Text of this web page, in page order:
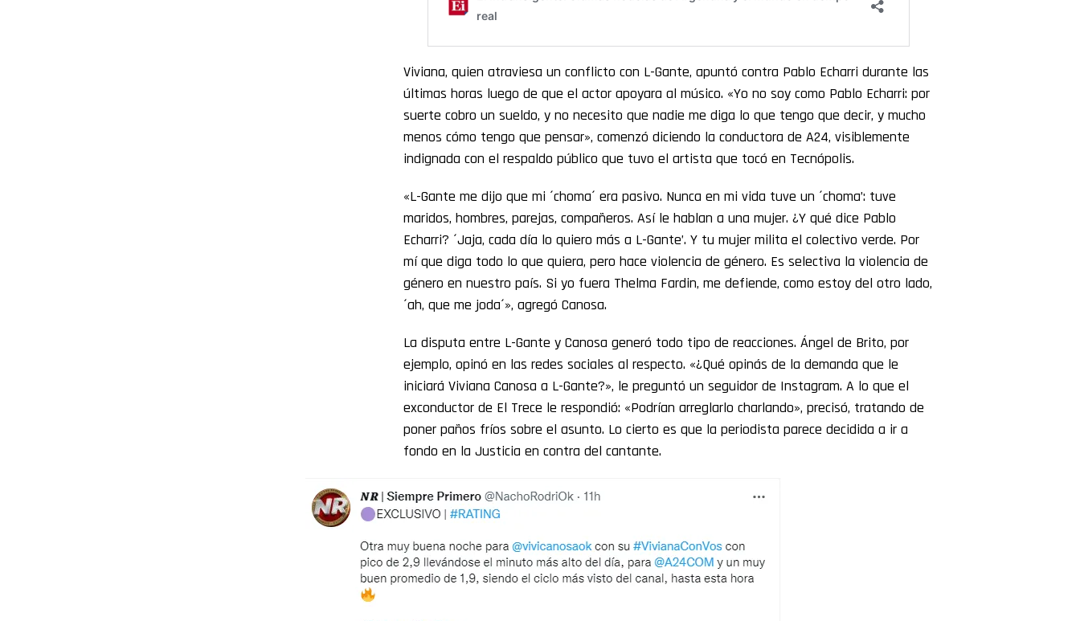
Viviana, quien atraviesa un conflicto con L-Gante, apuntó contra Pablo Echarri durante las
últimas horas luego de que el actor apoyara al músico. «Yo no soy como Pablo Echarri: por
suerte cobro un sueldo, y no necesito que nadie me diga lo que tengo que decir, y mucho
menos cómo tengo que pensar», comenzó diciendo la conductora de A24, visiblemente
indignada con el respaldo público que tuvo el artista que tocó en Tecnópolis.
«L-Gante me dijo que mi ´choma´ era pasivo. Nunca en mi vida tuve un ´choma’: tuve
maridos, hombres, parejas, compañeros. Así le hablan a una mujer. ¿Y qué dice Pablo
Echarri? ´Jaja, cada día lo quiero más a L-Gante’. Y tu mujer milita el colectivo verde. Por
mí que diga todo lo que quiera, pero hace violencia de género. Es selectiva la violencia de
género en nuestro país. Si yo fuera Thelma Fardin, me defiende, como estoy del otro lado,
´ah, que me joda´», agregó Canosa.
La disputa entre L-Gante y Canosa generó todo tipo de reacciones. Ángel de Brito, por
ejemplo, opinó en las redes sociales al respecto. «¿Qué opinás de la demanda que le
iniciará Viviana Canosa a L-Gante?», le preguntó un seguidor de Instagram. A lo que el
exconductor de El Trece le respondió: «Podrían arreglarlo charlando», precisó, tratando de
poner paños fríos sobre el asunto. Lo cierto es que la periodista parece decidida a ir a
fondo en la Justicia en contra del cantante.